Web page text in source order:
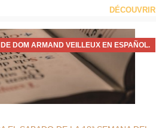
DÉCOUVRIR
DOM ARMAND VEILLEUX EN ESPAÑOL.